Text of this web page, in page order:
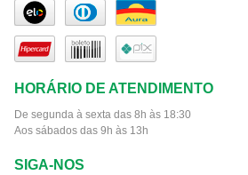
HORÁRIO DE ATENDIMENTO
De segunda à sexta das 8h às 18:30
Aos sábados das 9h às 13h
SIGA-NOS